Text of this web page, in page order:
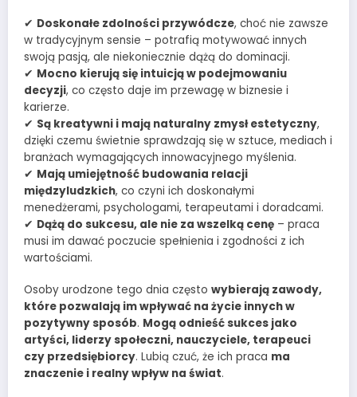
✔ Doskonałe zdolności przywódcze, choć nie zawsze
w tradycyjnym sensie – potrafią motywować innych
swoją pasją, ale niekoniecznie dążą do dominacji.
✔ Mocno kierują się intuicją w podejmowaniu
decyzji, co często daje im przewagę w biznesie i
karierze.
✔ Są kreatywni i mają naturalny zmysł estetyczny,
dzięki czemu świetnie sprawdzają się w sztuce, mediach i
branżach wymagających innowacyjnego myślenia.
✔ Mają umiejętność budowania relacji
międzyludzkich, co czyni ich doskonałymi
menedżerami, psychologami, terapeutami i doradcami.
✔ Dążą do sukcesu, ale nie za wszelką cenę – praca
musi im dawać poczucie spełnienia i zgodności z ich
wartościami.
Osoby urodzone tego dnia często wybierają zawody,
które pozwalają im wpływać na życie innych w
pozytywny sposób. Mogą odnieść sukces jako
artyści, liderzy społeczni, nauczyciele, terapeuci
czy przedsiębiorcy. Lubią czuć, że ich praca ma
znaczenie i realny wpływ na świat.